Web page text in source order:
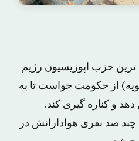
ترین حزب اپوزیسیون رژیم
روز جمعه (۲۵ ژانویه) از حکومت خواست تا به
و کناره گیری کند.
چند صد نفری هوادارانش در